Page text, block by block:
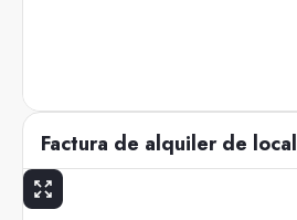
Factura de alquiler de local